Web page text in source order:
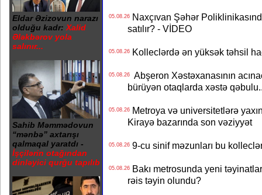
Eldar Əzizovun narazı
olduğu kadr: Xalid
Ələkbərov yola
salınır...
Sahib Məmmədovun
“mənbə” axtarışı
qalmaqal yaratdı -
İşçilərin otağından
dinləyici qurğu tapılıb
05.08.26Naxçıvan Şəhər
satılır? - VİDEO
05.08.26Kolleclərdə ən yüksək təhsil
05.08.26Abşeron Xəstəxanasının
bürüyən otaqlarda xəstə
05.08.26Metroya və universitetlərə
Kirayə bazarında son vəziyyət
05.08.269-cu sinif məzunları bu
05.08.26Bakı metrosunda yeni
rəis təyin olundu?